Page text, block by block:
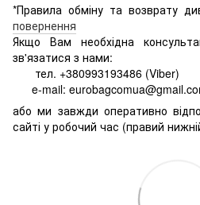
*Правила обміну та возврату
повернення
Якщо Вам необхідна
зв'язатися з нами:
тел. +380993193486 (Viber)
e-mail:
або ми завжди оперативно
сайті у робочий час (правий